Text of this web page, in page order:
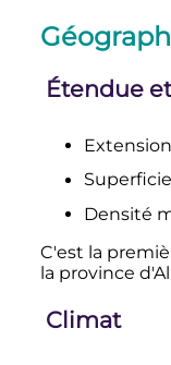
Étendue
Densité
C'est la
la province
Climat